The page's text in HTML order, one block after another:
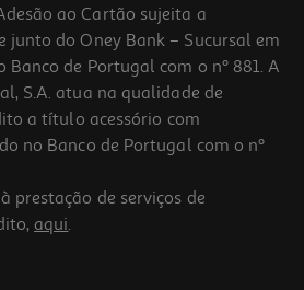
ao Cartão sujeita a
junto do Oney Bank – Sucursal em
de Portugal com o nº 881. A
S.A. atua na qualidade de
a título acessório com
no Banco de Portugal com o nº
prestação de serviços de
aqui.